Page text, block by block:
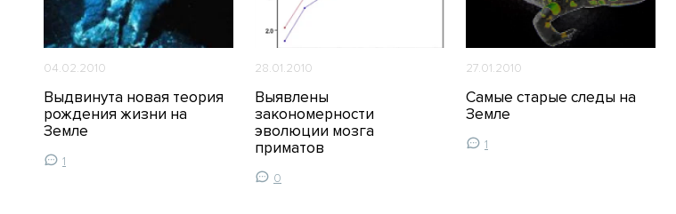
04.02.2010
Выдвинута новая теория
рождения жизни на
Земле
1
28.01.2010
Выявлены
закономерности
эволюции мозга
приматов
0
27.01.2010
Самые старые следы на
Земле
1